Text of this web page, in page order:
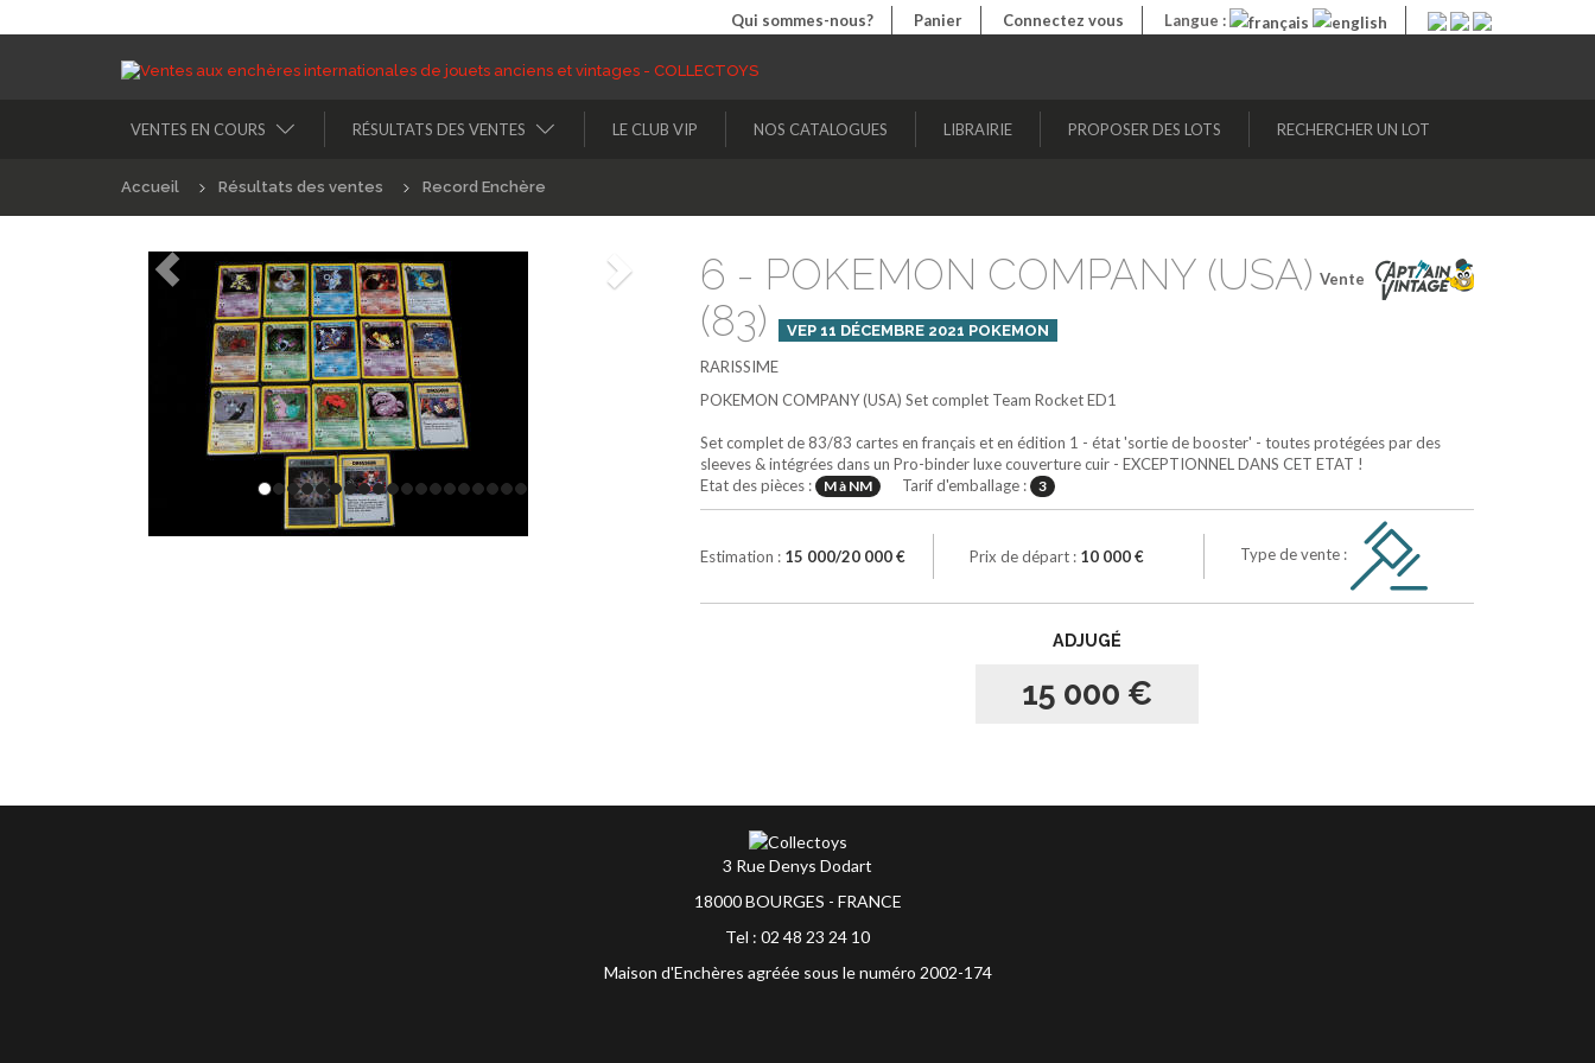
Qui sommes-nous? Panier Connectez vous Langue :
VENTES EN COURS RÉSULTATS DES VENTES LE CLUB VIP NOS CATALOGUES LIBRAIRIE PROPOSER DES LOTS RECHERCHER UN LOT
Accueil Résultats des ventes Record Enchère
Précédént Suivant Vente
6 - POKEMON COMPANY (USA)
(83)
VEP 11 DÉCEMBRE 2021 POKEMON
RARISSIME
POKEMON COMPANY (USA) Set complet Team Rocket ED1
Set complet de 83/83 cartes en français et en édition 1 - état 'sortie de booster' - toutes protégées par des
sleeves & intégrées dans un Pro-binder luxe couverture cuir - EXCEPTIONNEL DANS CET ETAT !
Etat des pièces :
M à NM Tarif d'emballage : 3
Estimation : 15 000/20 000 € Prix de départ : 10 000 € Type de vente :
ADJUGÉ
15 000 €
3 Rue Denys Dodart
18000 BOURGES - FRANCE
Tel : 02 48 23 24 10
Maison d'Enchères agréée sous le numéro 2002-174